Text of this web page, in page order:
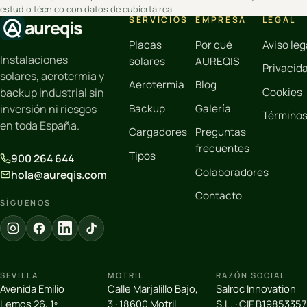
estudio técnico con datos de cubierta real.
aureqis
Instalaciones
solares, aerotermia y
backup industrial sin
inversión ni riesgos
en toda España.
900 264 644
hola@aureqis.com
SÍGUENOS
SERVICIOS
Placas
solares
Aerotermia
Backup
Cargadores
Tipos
EMPRESA
Por qué
AUREQIS
Blog
Galería
Preguntas
frecuentes
Colaboradores
Contacto
LEGAL
Aviso
Cookies
Términos
SEVILLA
Avenida Emilio
Lemos 26, 1º
MOTRIL
Calle Marjalillo Bajo,
3 · 18600 Motril
RAZÓN SOCIAL
Salroc Innovation
S.L. · CIF B19853357